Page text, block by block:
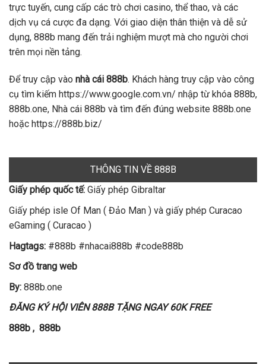
trực tuyến, cung cấp các trò chơi casino, thể thao, và các
dịch vụ cá cược đa dạng. Với giao diện thân thiện và dễ sử
dụng, 888b mang đến trải nghiệm mượt mà cho người chơi
trên mọi nền tảng.
Để truy cập vào nhà cái 888b. Khách hàng truy cập vào công
cụ tìm kiếm https://www.google.com.vn/ nhập từ khóa 888b,
888b.one, Nhà cái 888b và tìm đến đúng website 888b.one
hoặc https://888b.biz/
THÔNG TIN VỀ 888B
Giấy phép quốc tế: Giấy phép Gibraltar
Giấy phép isle Of Man ( Đảo Man ) và giấy phép Curacao
eGaming ( Curacao )
Hagtags: #888b #nhacai888b #code888b
Sơ đồ trang web
By: 888b.one
ĐĂNG KÝ HỘI VIÊN 888B TẶNG NGAY 60K FREE
888b , 888b